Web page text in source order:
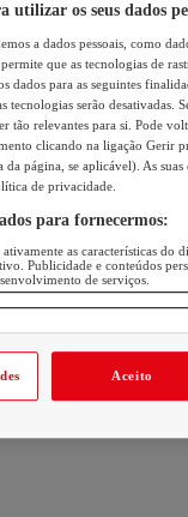
utilizar os seus dados
a dados pessoais, como
que as tecnologias de
dados para as seguintes
serão desativadas.
tão relevantes para si. Pode
clicando na ligação Gerir
página, se aplicável). As suas
de privacidade.
para fornecermos:
as características do
Publicidade e conteúdos
de serviços.
Aceito